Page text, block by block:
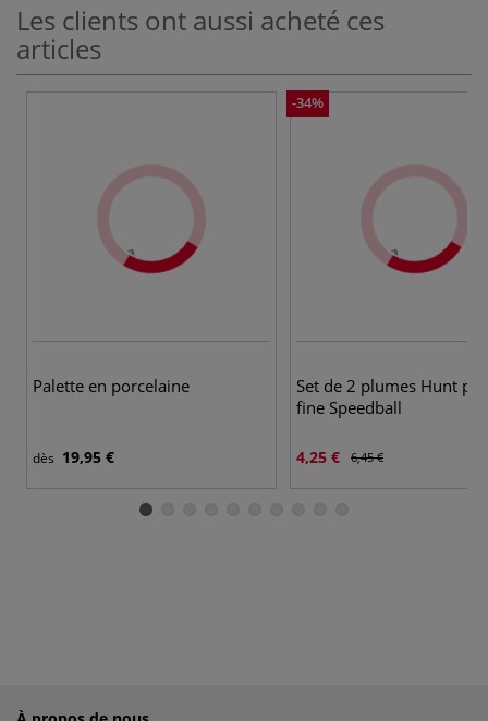
Les clients ont aussi acheté ces
articles
Palette en porcelaine
dès 19,95 €
-34%
Set de 2 plumes Hunt
fine Speedball
4,25 € 6,45 €